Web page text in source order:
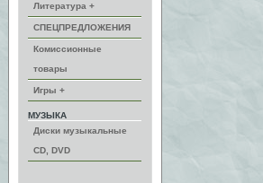
Литература +
СПЕЦПРЕДЛОЖЕНИЯ
Комиссионные
товары
Игры +
МУЗЫКА
Диски музыкальные
CD, DVD